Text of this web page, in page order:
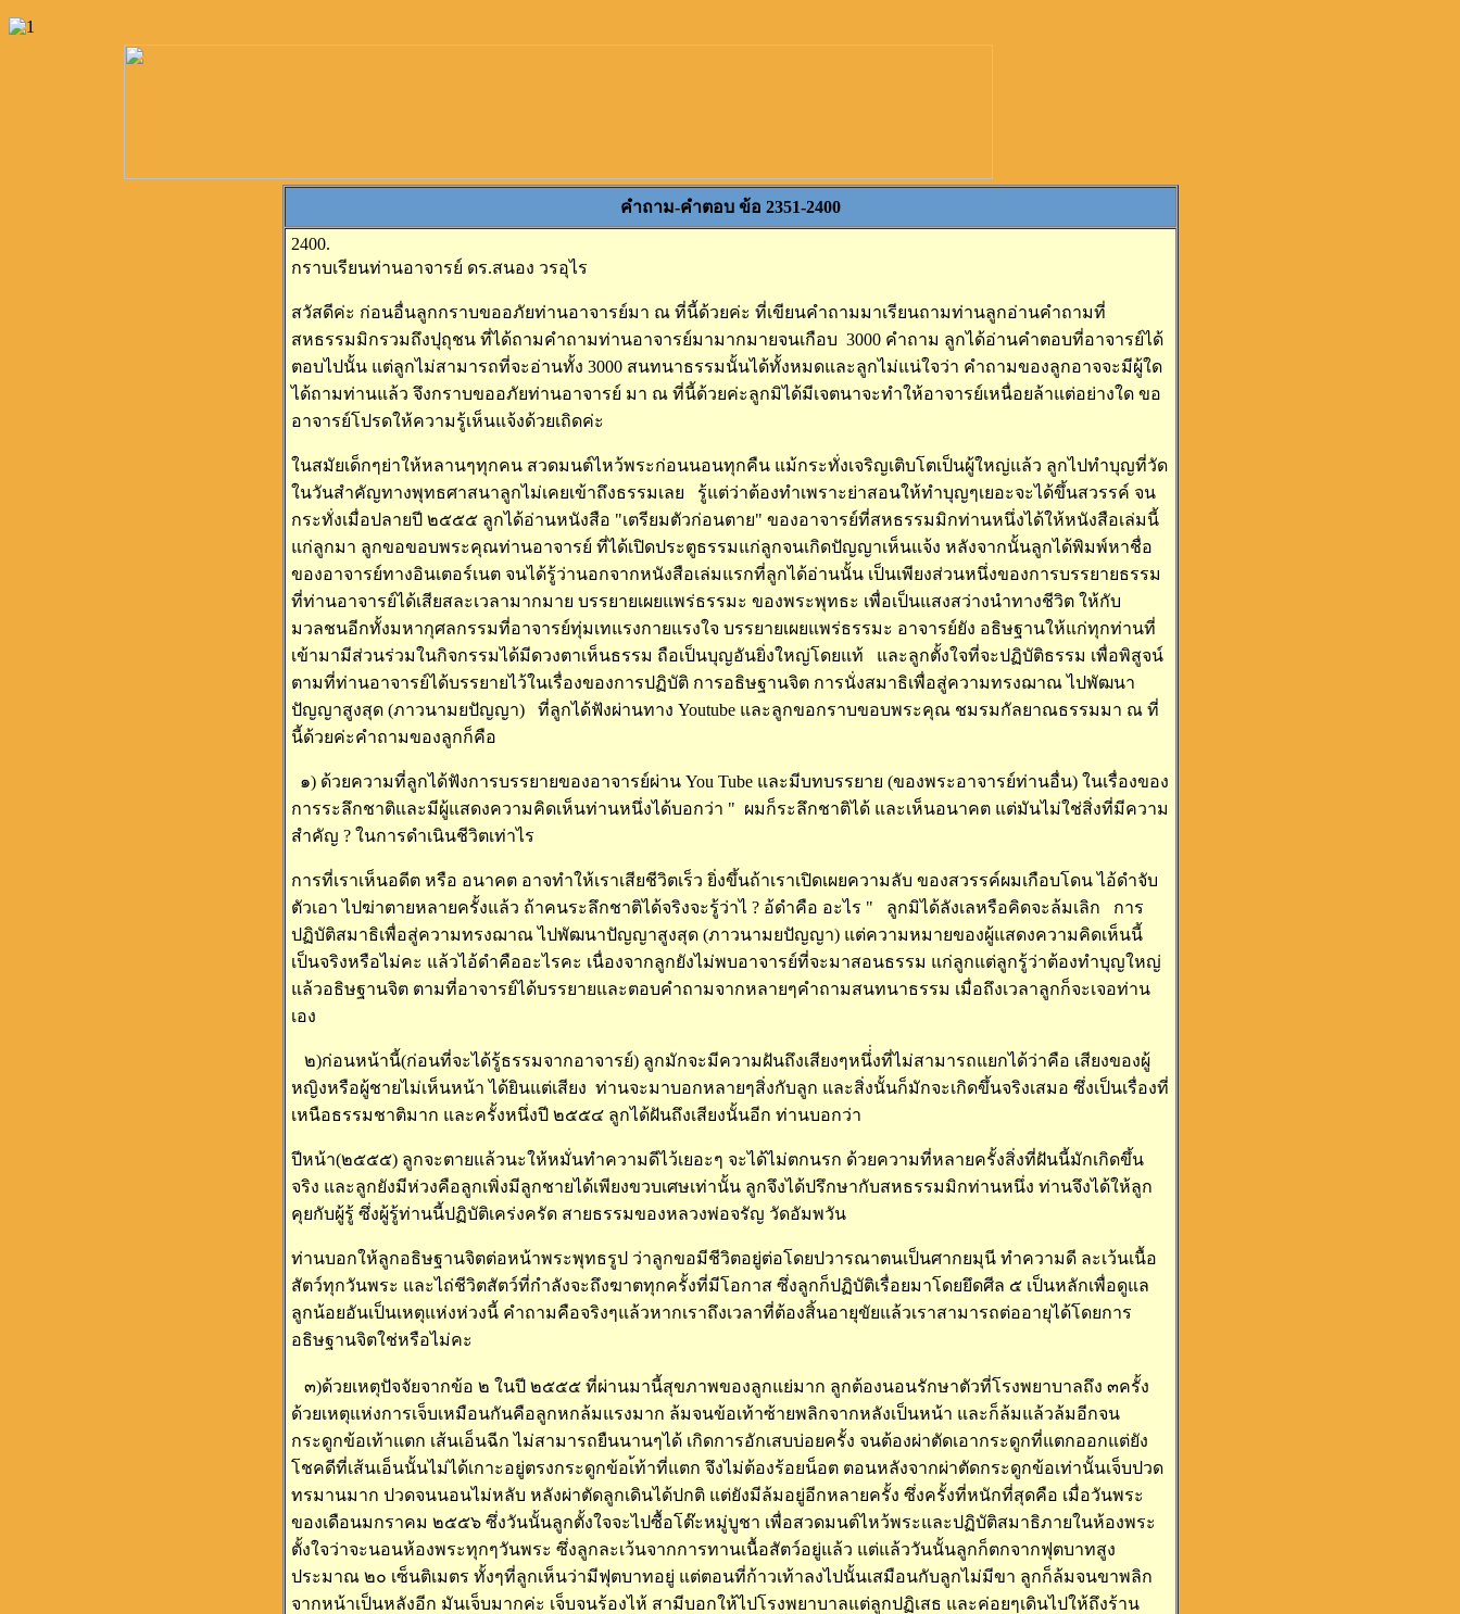
คำถาม-คำตอบ ข้อ 2351-2400
2400.
กราบเรียนท่านอาจารย์ ดร.สนอง วรอุไร
สวัสดีค่ะ ก่อนอื่นลูกกราบขออภัยท่านอาจารย์มา ณ ที่นี้ด้วยค่ะ ที่เขียนคำถามมาเรียนถามท่านลูกอ่านคำถามที่
สหธรรมมิกรวมถึงปุถุชน ที่ได้ถามคำถามท่านอาจารย์มามากมายจนเกือบ 3000 คำถาม ลูกได้อ่านคำตอบที่อาจารย์ได้
ตอบไปนั้น แต่ลูกไม่สามารถที่จะอ่านทั้ง 3000 สนทนาธรรมนั้นได้ทั้งหมดและลูกไม่แน่ใจว่า คำถามของลูกอาจจะมีผู้ใด
ได้ถามท่านแล้ว จึงกราบขออภัยท่านอาจารย์ มา ณ ที่นี้ด้วยค่ะลูกมิได้มีเจตนาจะทำให้อาจารย์เหนื่อยล้าแต่อย่างใด ขอ
อาจารย์โปรดให้ความรู้เห็นแจ้งด้วยเถิดค่ะ
ในสมัยเด็กๆย่าให้หลานๆทุกคน สวดมนต์ไหว้พระก่อนนอนทุกคืน แม้กระทั่งเจริญเติบโตเป็นผู้ใหญ่แล้ว ลูกไปทำบุญที่วัด
ในวันสำคัญทางพุทธศาสนาลูกไม่เคยเข้าถึงธรรมเลย รู้แต่ว่าต้องทำเพราะย่าสอนให้ทำบุญๆเยอะจะได้ขึ้นสวรรค์ จน
กระทั่งเมื่อปลายปี ๒๕๕๕ ลูกได้อ่านหนังสือ "เตรียมตัวก่อนตาย" ของอาจารย์ที่สหธรรมมิกท่านหนึ่งได้ให้หนังสือเล่มนี้
แก่ลูกมา ลูกขอขอบพระคุณท่านอาจารย์ ที่ได้เปิดประตูธรรมแก่ลูกจนเกิดปัญญาเห็นแจ้ง หลังจากนั้นลูกได้พิมพ์หาชื่อ
ของอาจารย์ทางอินเตอร์เนต จนได้รู้ว่านอกจากหนังสือเล่มแรกที่ลูกได้อ่านนั้น เป็นเพียงส่วนหนึ่งของการบรรยายธรรม
ที่ท่านอาจารย์ได้เสียสละเวลามากมาย บรรยายเผยแพร่ธรรมะ ของพระพุทธะ เพื่อเป็นแสงสว่างนำทางชีวิต ให้กับ
มวลชนอีกทั้งมหากุศลกรรมที่อาจารย์ทุ่มเทแรงกายแรงใจ บรรยายเผยแพร่ธรรมะ อาจารย์ยัง อธิษฐานให้แก่ทุกท่านที่
เข้ามามีส่วนร่วมในกิจกรรมได้มีดวงตาเห็นธรรม ถือเป็นบุญอันยิ่งใหญ่โดยแท้ และลูกตั้งใจที่จะปฏิบัติธรรม เพื่อพิสูจน์
ตามที่ท่านอาจารย์ได้บรรยายไว้ในเรื่องของการปฏิบัติ การอธิษฐานจิต การนั่งสมาธิเพื่อสู่ความทรงฌาณ ไปพัฒนา
ปัญญาสูงสุด (ภาวนามยปัญญา) ที่ลูกได้ฟังผ่านทาง Youtube และลูกขอกราบขอบพระคุณ ชมรมกัลยาณธรรมมา ณ ที่
นี้ด้วยค่ะคำถามของลูกก็คือ
๑) ด้วยความที่ลูกได้ฟังการบรรยายของอาจารย์ผ่าน You Tube และมีบทบรรยาย (ของพระอาจารย์ท่านอื่น) ในเรื่องของ
การระลึกชาติและมีผู้แสดงความคิดเห็นท่านหนึ่งได้บอกว่า " ผมก็ระลึกชาติได้ และเห็นอนาคต แต่มันไม่ใช่สิ่งที่มีความ
สำคัญ ? ในการดำเนินชีวิตเท่าไร
การที่เราเห็นอดีต หรือ อนาคต อาจทำให้เราเสียชีวิตเร็ว ยิ่งขึ้นถ้าเราเปิดเผยความลับ ของสวรรค์ผมเกือบโดน ไอ้ดำจับ
ตัวเอา ไปฆ่าตายหลายครั้งแล้ว ถ้าคนระลึกชาติได้จริงจะรู้ว่าไ ? อ้ดำคือ อะไร " ลูกมิได้ลังเลหรือคิดจะล้มเลิก การ
ปฏิบัติสมาธิเพื่อสู่ความทรงฌาณ ไปพัฒนาปัญญาสูงสุด (ภาวนามยปัญญา) แต่ความหมายของผู้แสดงความคิดเห็นนี้
เป็นจริงหรือไม่คะ แล้วไอ้ดำคืออะไรคะ เนื่องจากลูกยังไม่พบอาจารย์ที่จะมาสอนธรรม แก่ลูกแต่ลูกรู้ว่าต้องทำบุญใหญ่
แล้วอธิษฐานจิต ตามที่อาจารย์ได้บรรยายและตอบคำถามจากหลายๆคำถามสนทนาธรรม เมื่อถึงเวลาลูกก็จะเจอท่าน
เอง
๒)ก่อนหน้านี้(ก่อนที่จะได้รู้ธรรมจากอาจารย์) ลูกมักจะมีความฝันถึงเสียงๆหนึ่่งที่ไม่สามารถแยกได้ว่าคือ เสียงของผู้
หญิงหรือผู้ชายไม่เห็นหน้า ได้ยินแต่เสียง ท่านจะมาบอกหลายๆสิ่งกับลูก และสิ่งนั้นก็มักจะเกิดขึ้นจริงเสมอ ซึ่งเป็นเรื่องที่
เหนือธรรมชาติมาก และครั้งหนึ่งปี ๒๕๕๔ ลูกได้ฝันถึงเสียงนั้นอีก ท่านบอกว่า
ปีหน้า(๒๕๕๕) ลูกจะตายแล้วนะให้หมั่นทำความดีไว้เยอะๆ จะได้ไม่ตกนรก ด้วยความที่หลายครั้งสิ่งที่ฝันนี้มักเกิดขึ้น
จริง และลูกยังมีห่วงคือลูกเพิ่งมีลูกชายได้เพียงขวบเศษเท่านั้น ลูกจึงได้ปรึกษากับสหธรรมมิกท่านหนึ่ง ท่านจึงได้ให้ลูก
คุยกับผู้รู้ ซึ่งผู้รู้ท่านนี้ปฏิบัติเคร่งครัด สายธรรมของหลวงพ่อจรัญ วัดอัมพวัน
ท่านบอกให้ลูกอธิษฐานจิตต่อหน้าพระพุทธรูป ว่าลูกขอมีชีวิตอยู่ต่อโดยปวารณาตนเป็นศากยมุนี ทำความดี ละเว้นเนื้อ
สัตว์ทุกวันพระ และไถ่ชีวิตสัตว์ที่กำลังจะถึงฆาตทุกครั้งที่มีโอกาส ซึ่งลูกก็ปฏิบัติเรื่อยมาโดยยึดศีล ๕ เป็นหลักเพื่อดูแล
ลูกน้อยอันเป็นเหตุแห่งห่วงนี้ คำถามคือจริงๆแล้วหากเราถึงเวลาที่ต้องสิ้นอายุขัยแล้วเราสามารถต่ออายุได้โดยการ
อธิษฐานจิตใช่หรือไม่คะ
๓)ด้วยเหตุปัจจัยจากข้อ ๒ ในปี ๒๕๕๕ ที่ผ่านมานี้สุขภาพของลูกแย่มาก ลูกต้องนอนรักษาตัวที่โรงพยาบาลถึง ๓ครั้ง
ด้วยเหตุแห่งการเจ็บเหมือนกันคือลูกหกล้มแรงมาก ล้มจนข้อเท้าซ้ายพลิกจากหลังเป็นหน้า และก็ล้มแล้วล้มอีกจน
กระดูกข้อเท้าแตก เส้นเอ็นฉีก ไม่สามารถยืนนานๆได้ เกิดการอักเสบบ่อยครั้ง จนต้องผ่าตัดเอากระดูกที่แตกออกแต่ยัง
โชคดีที่เส้นเอ็นนั้นไม่ได้เกาะอยู่ตรงกระดูกข้อเ้ท้าที่แตก จึงไม่ต้องร้อยน็อต ตอนหลังจากผ่าตัดกระดูกข้อเท่านั้นเจ็บปวด
ทรมานมาก ปวดจนนอนไม่หลับ หลังผ่าตัดลูกเดินได้ปกติ แต่ยังมีล้มอยู่อีกหลายครั้ง ซึ่งครั้งที่หนักที่สุดคือ เมื่อวันพระ
ของเดือนมกราคม ๒๕๕๖ ซึ่งวันนั้นลูกตั้งใจจะไปซื้อโต๊ะหมู่บูชา เพื่อสวดมนต์ไหว้พระและปฏิบัติสมาธิภายในห้องพระ
ตั้งใจว่าจะนอนห้องพระทุกๆวันพระ ซึ่งลูกละเว้นจากการทานเนื้อสัตว์อยู่แล้ว แต่แล้ววันนั้นลูกก็ตกจากฟุตบาทสูง
ประมาณ ๒๐ เซ็นติเมตร ทั้งๆที่ลูกเห็นว่ามีฟุตบาทอยู่ แต่ตอนที่ก้าวเท้าลงไปนั้นเสมือนกับลูกไม่มีขา ลูกก็ล้มจนขาพลิก
จากหน้าเป็นหลังอีก มันเจ็บมากค่ะ เจ็บจนร้องไห้ สามีบอกให้ไปโรงพยาบาลแต่ลูกปฏิเสธ และค่อยๆเดินไปให้ถึงร้าน